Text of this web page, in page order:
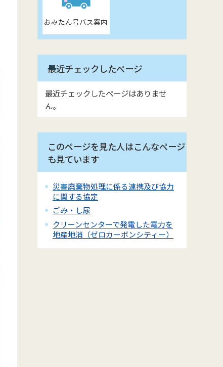
おみたん号バス案内
最近チェックしたページ
最近チェックしたページはありませ
ん。
このページを見た人はこんなページ
も見ています
災害廃棄物処理に係る連携及び協力
に関する協定
ごみ・し尿
クリーンセンターで発電した電力を
地産地消（ゼロカーボンシティー）